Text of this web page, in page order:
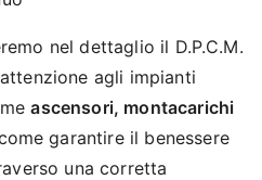
nel dettaglio il D.P.C.M.
agli impianti
ascensori, montacarichi
garantire il benessere
una corretta